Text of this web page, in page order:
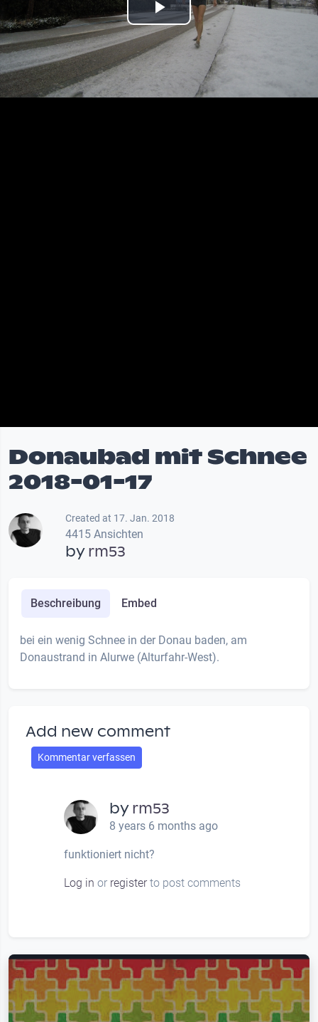
Play
Video
Donaubad mit Schnee
2018-01-17
Created at 17. Jan. 2018
4415 Ansichten
byrm53
Beschreibung Embed
bei ein wenig Schnee in der Donau baden, am
Donaustrand in Alurwe (Alturfahr-West).
Add new comment
Kommentar verfassen
byrm53
8 years 6 months ago
funktioniert nicht?
Log in or registerto post comments